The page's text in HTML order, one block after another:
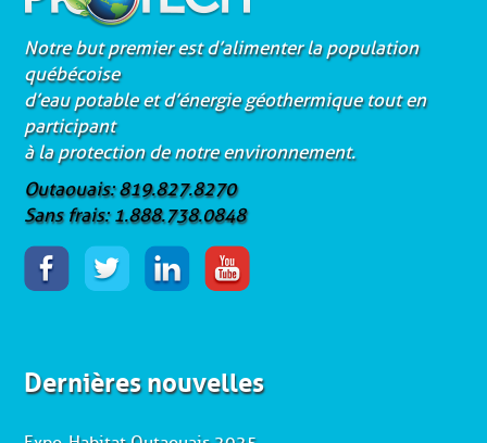
Notre but premier est d’alimenter la population
québécoise
d’eau potable et d’énergie géothermique tout en
participant
à la protection de notre environnement.
Outaouais: 819.827.8270
Sans frais: 1.888.738.0848
Dernières nouvelles